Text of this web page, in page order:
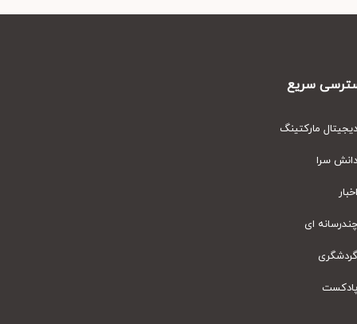
سریع
مارکتینگ
سرا
ای